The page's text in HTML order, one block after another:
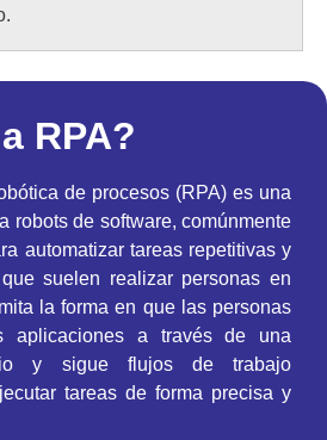
RPA?
de procesos (RPA) es una
robots de software, comúnmente
automatizar tareas repetitivas y
suelen realizar personas en
la forma en que las personas
aplicaciones a través de una
y sigue flujos de trabajo
tareas de forma precisa y